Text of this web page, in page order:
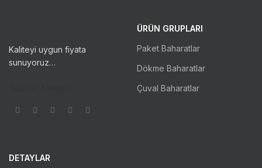
Kaliteyi uygun fiyata
sunuyoruz…
ÜRÜN GRUPLARI
Paket Baharatlar
Dökme Baharatlar
Çuval Baharatlar
DETAYLAR